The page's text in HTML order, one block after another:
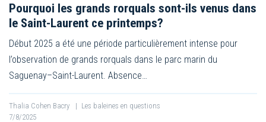
Pourquoi les grands rorquals sont-ils venus dans
le Saint-Laurent ce printemps?
Début 2025 a été une période particulièrement intense pour
l’observation de grands rorquals dans le parc marin du
Saguenay–Saint-Laurent. Absence…
Thalia Cohen Bacry | Les baleines en questions
7/8/2025